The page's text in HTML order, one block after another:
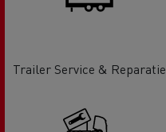
Trailer Service & Reparatie